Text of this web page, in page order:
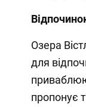
Озера
для
пропонує